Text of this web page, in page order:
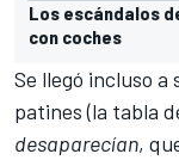
Los escándalos
con coches
Se llegó incluso
patines (la tabla
desaparecían,